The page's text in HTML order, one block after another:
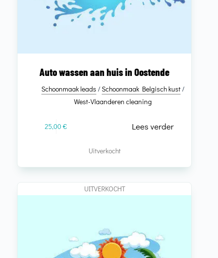
Auto wassen aan huis in Oostende
Schoonmaak leads /Schoonmaak Belgisch kust/
West-Vlaanderen cleaning
25,00€ Lees verder
Uitverkocht
UITVERKOCHT